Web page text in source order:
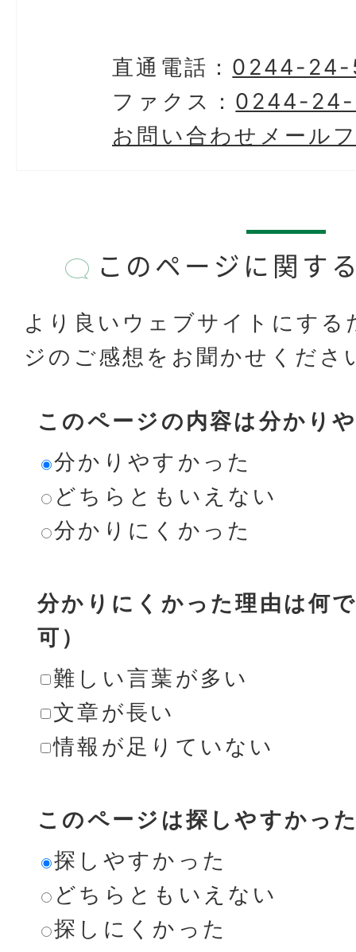
直通電話： 0244-
ファクス： 0244-
お問い合わせメール
このページに関す
より良いウェブサイトにする
ジのご感想をお聞かせくださ
このページの内容は分かり
分かりやすかった
どちらともいえない
分かりにくかった
分かりにくかった理由は何
可）
難しい言葉が多い
文章が長い
情報が足りていない
このページは探しやすかっ
探しやすかった
どちらともいえない
探しにくかった